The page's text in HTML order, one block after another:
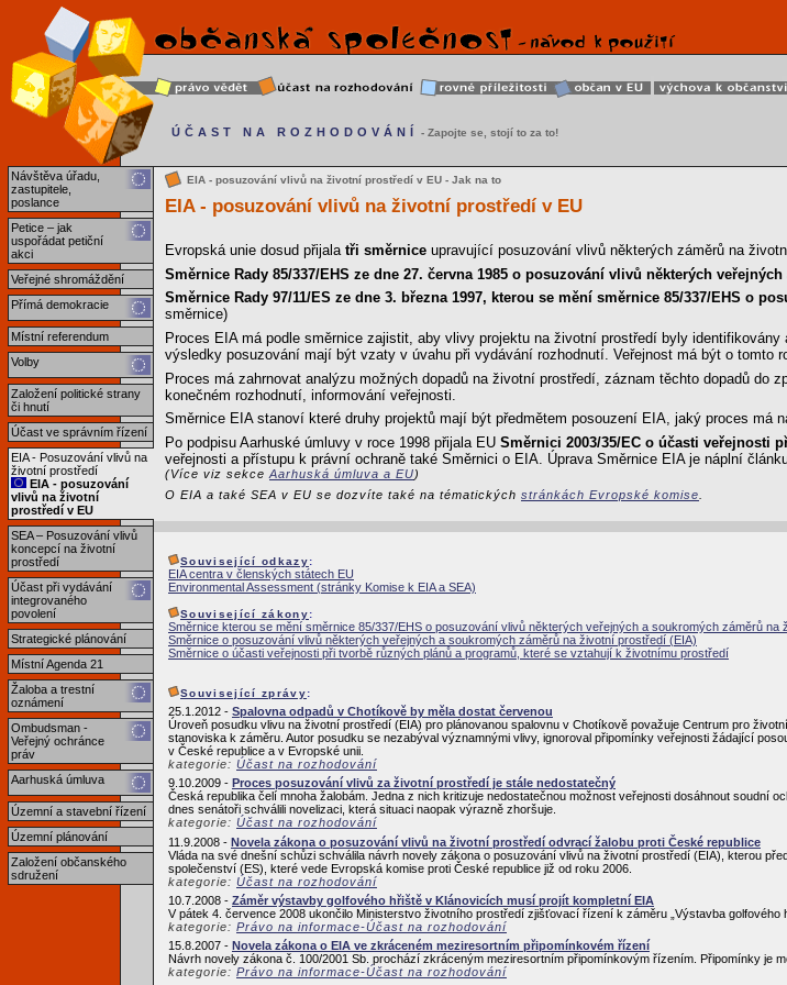
Návštěva úřadu,
zastupitele,
poslance
Petice – jak
uspořádat petiční
akci
Veřejné shromáždění
Přímá demokracie
Místní referendum
Volby
Založení politické strany
či hnutí
Účast ve správním řízení
EIA - Posuzování vlivů na
životní prostředí
EIA - posuzování
vlivů na životní
prostředí v EU
SEA – Posuzování vlivů
koncepcí na životní
prostředí
Účast při vydávání
integrovaného
povolení
Strategické plánování
Místní Agenda 21
Žaloba a trestní
oznámení
Ombudsman -
Veřejný ochránce
práv
Aarhuská úmluva
Územní a stavební řízení
Územní plánování
Založení občanského
sdružení
ÚČAST NA ROZHODOVÁNÍ
- Zapojte se, stojí to za to!
EIA - posuzování vlivů na životní prostředí v EU - Jak na to
EIA - posuzování vlivů na životní prostředí v EU
Evropská unie dosud přijala tři směrnice upravující posuzování vlivů některých záměrů na
Směrnice Rady 85/337/EHS ze dne 27. června 1985 o posuzování vlivů některých
Směrnice Rady 97/11/ES ze dne 3. března 1997, kterou se mění směrnice 85/337/EHS o
směrnice)
Proces EIA má podle směrnice zajistit, aby vlivy projektu na životní prostředí byly
výsledky posuzování mají být vzaty v úvahu při vydávání rozhodnutí. Veřejnost má být o tomto
Proces má zahrnovat analýzu možných dopadů na životní prostředí, záznam těchto dopadů
konečném rozhodnutí, informování veřejnosti.
Směrnice EIA stanoví které druhy projektů mají být předmětem posouzení EIA, jaký proces má
Po podpisu Aarhuské úmluvy v roce 1998 přijala EU Směrnici 2003/35/EC o účasti veřejnosti
veřejnosti a přístupu k právní ochraně také Směrnici o EIA. Úprava Směrnice EIA je náplní
(Více viz sekce Aarhuská úmluva a EU)
O EIA a také SEA v EU se dozvíte také na tématických stránkách Evropské komise
Související odkazy:
EIA centra v členských státech EU
Environmental Assessment (stránky Komise k EIA a SEA)
Související zákony:
Směrnice kterou se mění směrnice 85/337/EHS o posuzování vlivů některých veřejných a soukromých záměrů na
Směrnice o posuzování vlivů některých veřejných a soukromých záměrů na životní prostředí (EIA)
Směrnice o účasti veřejnosti při tvorbě různých plánů a programů, které se vztahují k životnímu prostředí
Související zprávy:
25.1.2012 - Spalovna odpadů v Chotíkově by měla dostat červenou
Úroveň posudku vlivu na životní prostředí (EIA) pro plánovanou spalovnu v Chotíkově považuje Centrum pro
stanoviska k záměru. Autor posudku se nezabýval významnými vlivy, ignoroval připomínky veřejnosti žádající
v České republice a v Evropské unii.
kategorie: Účast na rozhodování
9.10.2009 - Proces posuzování vlivů za životní prostředí je stále nedostatečný
Česká republika čelí mnoha žalobám. Jedna z nich kritizuje nedostatečnou možnost veřejnosti dosáhnout
dnes senátoři schválili novelizaci, která situaci naopak výrazně zhoršuje.
kategorie: Účast na rozhodování
11.9.2008 - Novela zákona o posuzování vlivů na životní prostředí odvrací žalobu proti České republice
Vláda na své dnešní schůzi schválila návrh novely zákona o posuzování vlivů na životní prostředí (EIA), kterou
společenství (ES), které vede Evropská komise proti České republice již od roku 2006.
kategorie: Účast na rozhodování
10.7.2008 - Záměr výstavby golfového hřiště v Klánovicích musí projít kompletní EIA
V pátek 4. července 2008 ukončilo Ministerstvo životního prostředí zjišťovací řízení k záměru „Výstavba golfového
kategorie: Právo na informace-Účast na rozhodování
15.8.2007 - Novela zákona o EIA ve zkráceném meziresortním připomínkovém řízení
Návrh novely zákona č. 100/2001 Sb. prochází zkráceným meziresortním připomínkovým řízením. Připomínky je
kategorie: Právo na informace-Účast na rozhodování